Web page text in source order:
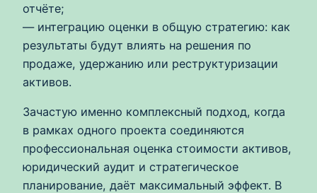
отчёте;
— интеграцию оценки в общую стратегию: как
результаты будут влиять на решения по
продаже, удержанию или реструктуризации
активов.
Зачастую именно комплексный подход, когда
в рамках одного проекта соединяются
профессиональная оценка стоимости активов,
юридический аудит и стратегическое
планирование, даёт максимальный эффект. В